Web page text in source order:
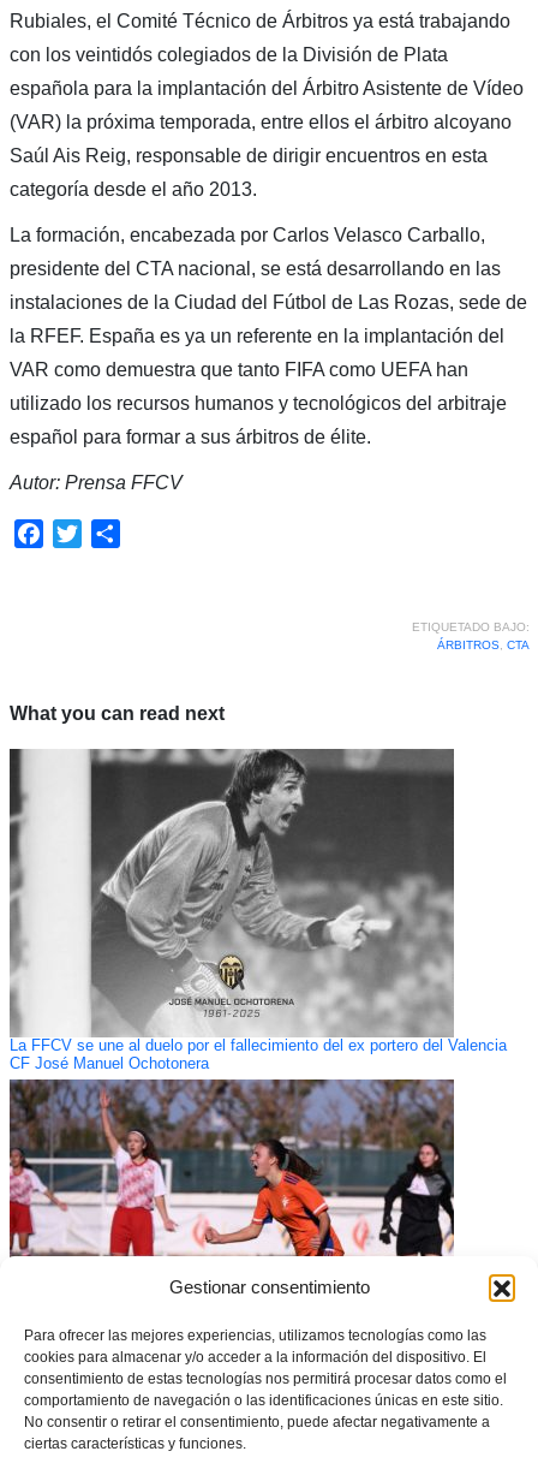
Gestionar consentimiento
Para ofrecer las mejores experiencias, utilizamos tecnologías como las
cookies para almacenar y/o acceder a la información del dispositivo. El
consentimiento de estas tecnologías nos permitirá procesar datos como el
comportamiento de navegación o las identificaciones únicas en este sitio.
No consentir o retirar el consentimiento, puede afectar negativamente a
ciertas características y funciones.
Rubiales, el Comité Técnico de Árbitros ya está trabajando
con los veintidós colegiados de la División de Plata
española para la implantación del Árbitro Asistente de Vídeo
(VAR) la próxima temporada, entre ellos el árbitro alcoyano
Saúl Ais Reig, responsable de dirigir encuentros en esta
categoría desde el año 2013.
La formación, encabezada por Carlos Velasco Carballo,
presidente del CTA nacional, se está desarrollando en las
instalaciones de la Ciudad del Fútbol de Las Rozas, sede de
la RFEF. España es ya un referente en la implantación del
VAR como demuestra que tanto FIFA como UEFA han
utilizado los recursos humanos y tecnológicos del arbitraje
español para formar a sus árbitros de élite.
Autor: Prensa FFCV
Facebook
Twitter
ETIQUETADO BAJO:
ÁRBITROS, CTA
What you can read next
La FFCV se une al duelo por el fallecimiento del ex portero del Valencia
CF José Manuel Ochotonera
Estela Carbonell y Silvia Lloris se suman a la convocatoria de la
Selección Española sub19